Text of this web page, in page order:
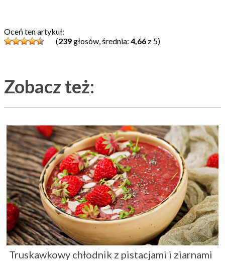
Oceń ten artykuł:
(239głosów, średnia: 4,66 z 5)
Zobacz też:
Truskawkowy chłodnik z pistacjami i ziarnami